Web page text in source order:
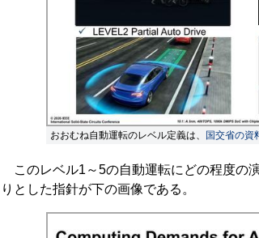
おおむね自動運転のレベル定義は、 国交省の資
このレベル1～5の自動運転にどの程度の
りとした指針が下の画像である。